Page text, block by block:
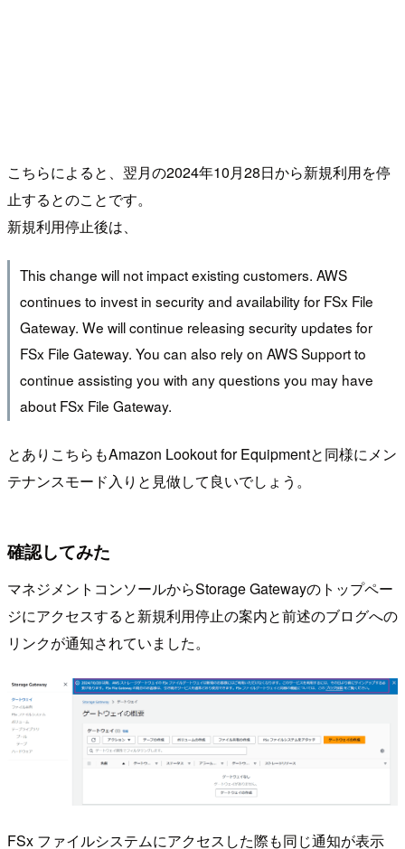
こちらによると、翌月の2024年10月28日から新規利用を停
止するとのことです。
新規利用停止後は、
This change will not impact existing customers. AWS
continues to invest in security and availability for FSx File
Gateway. We will continue releasing security updates for
FSx File Gateway. You can also rely on AWS Support to
continue assisting you with any questions you may have
about FSx File Gateway.
とありこちらもAmazon Lookout for Equipmentと同様にメン
テナンスモード入りと見做して良いでしょう。
確認してみた
マネジメントコンソールからStorage Gatewayのトップペー
ジにアクセスすると新規利用停止の案内と前述のブログへの
リンクが通知されていました。
FSx ファイルシステムにアクセスした際も同じ通知が表示